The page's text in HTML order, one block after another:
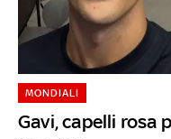
Gavi, capelli rosa
MONDIALI